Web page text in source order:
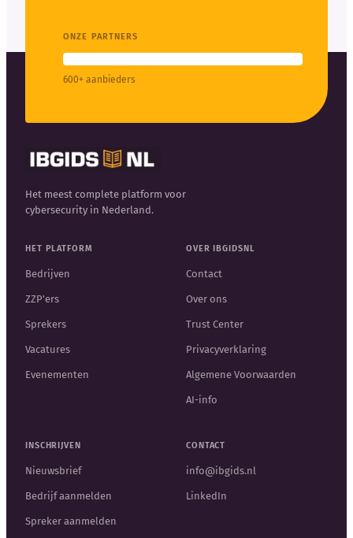
ONZE PARTNERS
600+ aanbieders
Het meest complete platform voor
cybersecurity in Nederland.
HET PLATFORM
Bedrijven
ZZP'ers
Sprekers
Vacatures
Evenementen
OVER IBGIDSNL
Contact
Over ons
Trust Center
Privacyverklaring
Algemene Voorwaarden
AI-info
INSCHRIJVEN
Nieuwsbrief
Bedrijf aanmelden
Spreker aanmelden
CONTACT
info@ibgids.nl
LinkedIn